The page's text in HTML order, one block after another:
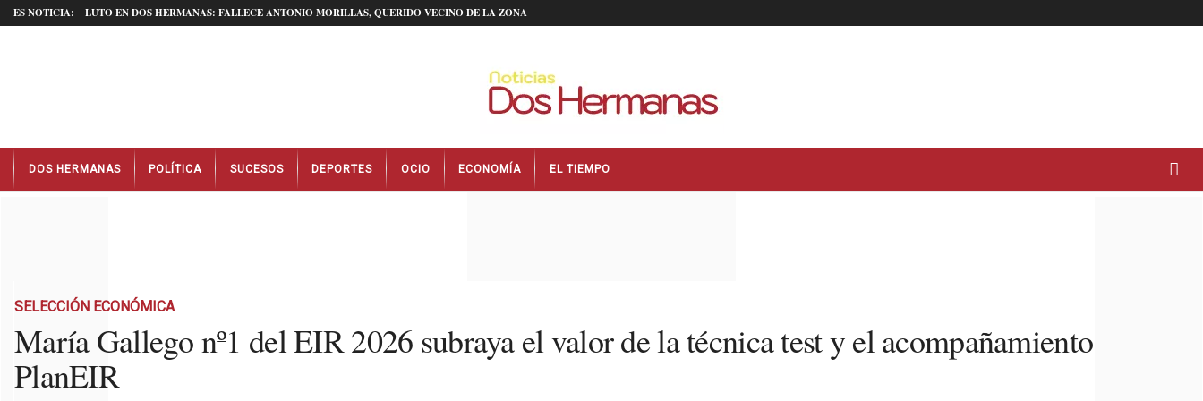
ES NOTICIA: LUTO EN DOS HERMANAS: FALLECE ANTONIO MORILLAS, QUERIDO VECINO DE LA ZONA
t
DOS HERMANAS POLÍTICA SUCESOS DEPORTES OCIO ECONOMÍA EL TIEMPO
SELECCIÓN ECONÓMICA
María Gallego nº1 del EIR 2026 subraya el valor de la técnica test y el acompañamiento de
PlanEIR